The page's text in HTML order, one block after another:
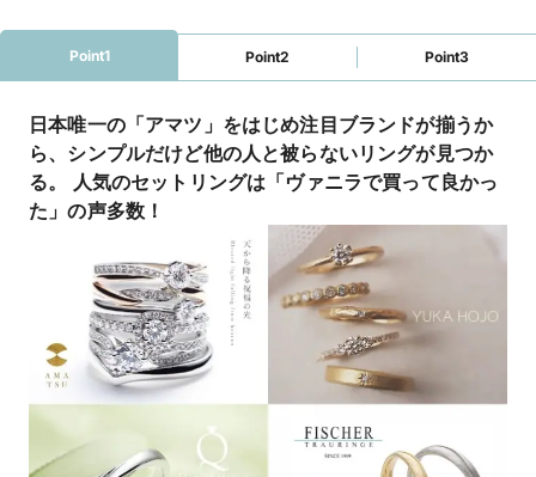
Point1 Point2 Point3
日本唯一の「アマツ」をはじめ注目ブランドが揃うか
ら、シンプルだけど他の人と被らないリングが見つか
る。 人気のセットリングは「ヴァニラで買って良かっ
た」の声多数！